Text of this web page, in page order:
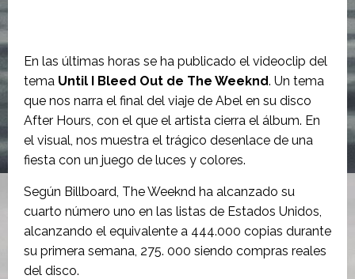
En las últimas horas se ha publicado el videoclip del
tema Until I Bleed Out de The Weeknd. Un tema
que nos narra el final del viaje de Abel en su disco
After Hours, con el que el artista cierra el álbum. En
el visual, nos muestra el trágico desenlace de una
fiesta con un juego de luces y colores.
Según Billboard, The Weeknd ha alcanzado su
cuarto número uno en las listas de Estados Unidos,
alcanzando el equivalente a 444.000 copias durante
su primera semana, 275. 000 siendo compras reales
del disco.